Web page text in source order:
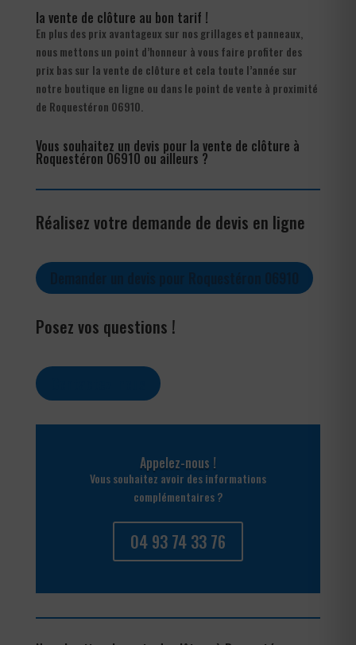
la vente de clôture au bon tarif !
En plus des prix avantageux sur nos grillages et panneaux,
nous mettons un point d’honneur à vous faire profiter des
prix bas sur la vente de clôture et cela toute l’année sur
notre boutique en ligne ou dans le point de vente à proximité
de Roquestéron 06910.
Vous souhaitez un devis pour la vente de clôture à
Roquestéron 06910 ou ailleurs ?
Réalisez votre demande de devis en ligne
Posez vos questions !
Appelez-nous !
Vous souhaitez avoir des informations
complémentaires ?
04 93 74 33 76